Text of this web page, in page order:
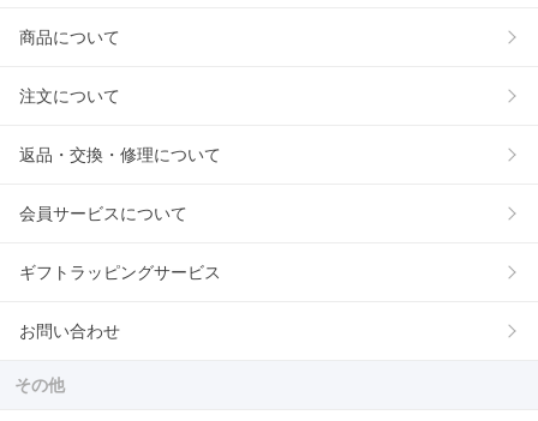
商品について
注文について
返品・交換・修理について
会員サービスについて
ギフトラッピングサービス
お問い合わせ
その他